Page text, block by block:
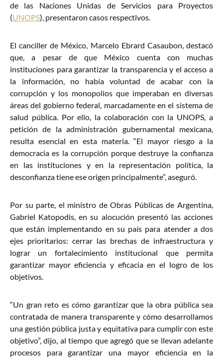
de las Naciones Unidas de Servicios para Proyectos
(UNOPS), presentaron casos respectivos.
El canciller de México, Marcelo Ebrard Casaubon, destacó
que, a pesar de que México cuenta con muchas
instituciones para garantizar la transparencia y el acceso a
la información, no había voluntad de acabar con la
corrupción y los monopolios que imperaban en diversas
áreas del gobierno federal, marcadamente en el sistema de
salud pública. Por ello, la colaboración con la UNOPS, a
petición de la administración gubernamental mexicana,
resulta esencial en esta materia. “El mayor riesgo a la
democracia es la corrupción porque destruye la confianza
en las instituciones y en la representación política, la
desconfianza tiene ese origen principalmente”, aseguró.
Por su parte, el ministro de Obras Públicas de Argentina,
Gabriel Katopodis, en su alocución presentó las acciones
que están implementando en su país para atender a dos
ejes prioritarios: cerrar las brechas de infraestructura y
lograr un fortalecimiento institucional que permita
garantizar mayor eficiencia y eficacia en el logro de los
objetivos.
“Un gran reto es cómo garantizar que la obra pública sea
contratada de manera transparente y cómo desarrollamos
una gestión pública justa y equitativa para cumplir con este
objetivo”, dijo, al tiempo que agregó que se llevan adelante
procesos para garantizar una mayor eficiencia en la